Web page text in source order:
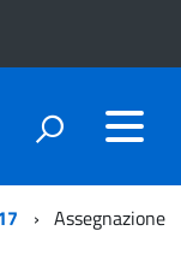
Assegnazione